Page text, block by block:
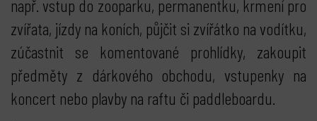
např. vstup do zooparku, permanentku, krmení pro
zvířata, jízdy na koních, půjčit si zvířátko na vodítku,
zúčastnit se komentované prohlídky, zakoupit
předměty z dárkového obchodu, vstupenky na
koncert nebo plavby na raftu či paddleboardu.